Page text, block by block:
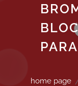
home page